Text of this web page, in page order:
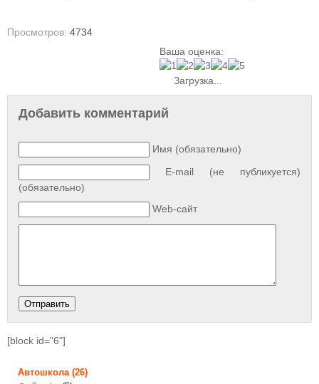
Просмотров: 4734
Ваша оценка:
Загрузка...
Добавить комментарий
Имя (обязательно)
E-mail (не публикуется)
(обязательно)
Web-сайт
[block id="6"]
Автошкола(26)